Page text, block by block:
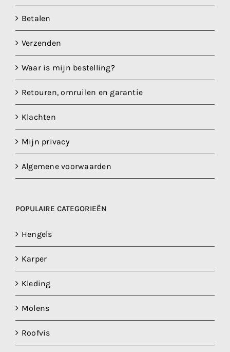
Betalen
Verzenden
Waar is mijn bestelling?
Retouren, omruilen en garantie
Klachten
Mijn privacy
Algemene voorwaarden
POPULAIRE CATEGORIEËN
Hengels
Karper
Kleding
Molens
Roofvis